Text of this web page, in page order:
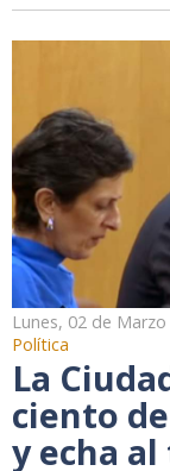
Lunes, 02 de
Política
La
ciento
y echa